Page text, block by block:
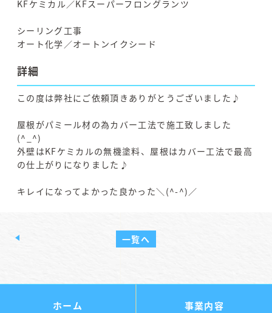
KFケミカル／KFスーパーフロングランツ
シーリング工事
オート化学／オートンイクシード
詳細
この度は弊社にご依頼頂きありがとうございました♪
屋根がパミール材の為カバー工法で施工致しました
(^_^)
外壁はKFケミカルの無機塗料、屋根はカバー工法で最高
の仕上がりになりました♪
キレイになってよかった良かった＼(^-^)／
一覧へ
ホーム 事業内容